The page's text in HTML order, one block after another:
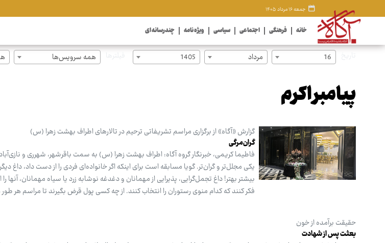
جمعه ۱۶ مرداد ۱۴۰۵
خانه فرهنگی اجتماعی سیاسی ویژه نامه چندرسانه ای
16 مرداد 1405 همه سرویس‌ها
پیامبر اکرم
گزارش «آگاه» از برگزاری مراسم تشریفاتی ترحیم در تالارهای اطراف بهشت زهرا (س)
گران‌مرگی
فاطیما کریمی، خبرنگار گروه آگاه: اطراف بهشت زهرا (س) به سمت باقرشهر، شهرری و
یکی مجلل‌تر و گران‌تر. گویا مسابقه است برای اینکه اگر خانواده‌ای فردی را از دست داد، داغ
بیشتر بهتر! داغ تجمل‌گرایی، پذیرایی از مهمانان و دغدغه نوشابه زرد یا سیاه مهمانان، آنها
فکر کنند که کدام منوی رستوران را انتخاب کنند. از چه کسی پول قرض بگیرند تا مراسم هر
حقیقت برآمده از خون
بعثت پس از شهادت